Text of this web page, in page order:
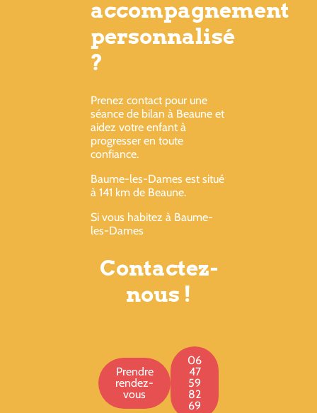
accompagnement
personnalisé
?
Prenez contact pour une
séance de bilan à Beaune et
aidez votre enfant à
progresser en toute
confiance.
Baume-les-Dames est situé
à 141 km de Beaune.
Si vous habitez à Baume-
les-Dames
Contactez-
nous !
Prendre
rendez-
vous
06
47
59
82
69